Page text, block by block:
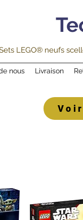
LEGO® neufs
nous Livraison